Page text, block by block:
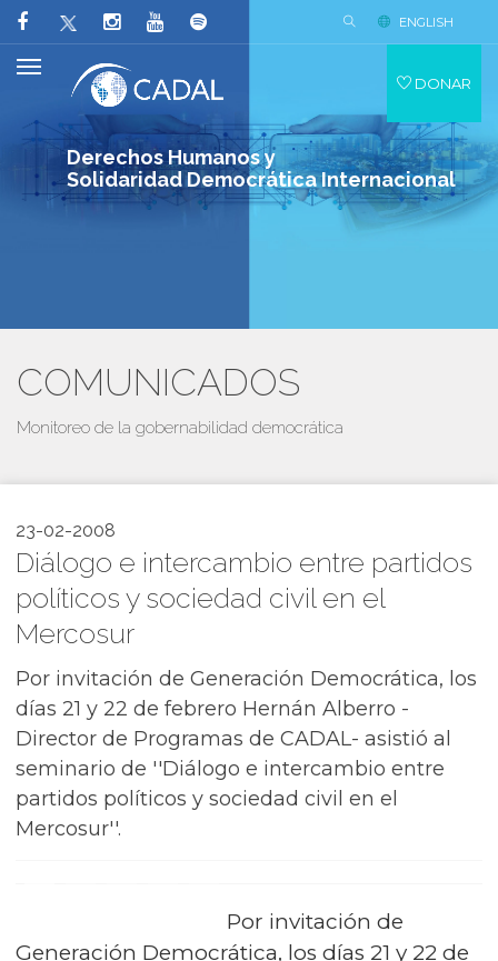
Derechos Humanos y
Solidaridad Democrática Internacional
ENGLISH
DONAR
COMUNICADOS
Monitoreo de la gobernabilidad democrática
23-02-2008
Diálogo e intercambio entre partidos
políticos y sociedad civil en el
Mercosur
Por invitación de Generación Democrática, los
días 21 y 22 de febrero Hernán Alberro -
Director de Programas de CADAL- asistió al
seminario de ''Diálogo e intercambio entre
partidos políticos y sociedad civil en el
Mercosur''.
Por invitación de
Generación Democrática, los días 21 y 22 de